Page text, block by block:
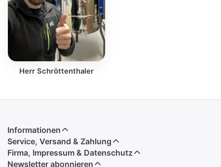
Herr Schröttenthaler
Informationen
Service, Versand & Zahlung
Firma, Impressum & Datenschutz
Newsletter abonnieren